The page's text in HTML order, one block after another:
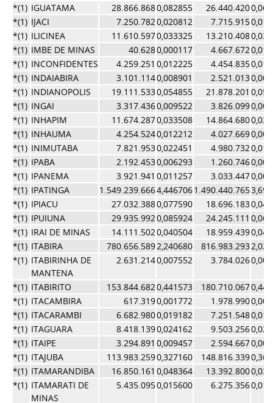
*(1) IGUATAMA 28.866.8680,082855 26.440.420
*(1) IJACI 7.250.7820,020812 7.715.915
*(1) ILICINEA 11.610.5970,033325 13.210.408
*(1) IMBE DE MINAS 40.6280,000117 4.667.672
*(1) INCONFIDENTES 4.259.251 0,012225 4.454.835
*(1) INDAIABIRA 3.101.1140,008901 2.521.013
*(1) INDIANOPOLIS 19.111.5330,054855 21.878.201
*(1) INGAI 3.317.4360,009522 3.826.099
*(1) INHAPIM 11.674.2870,033508 14.864.680
*(1) INHAUMA 4.254.5240,012212 4.027.669
*(1) INIMUTABA 7.821.9530,022451 4.980.732
*(1) IPABA 2.192.4530,006293 1.260.746
*(1) IPANEMA 3.921.941 0,011257 3.033.447
*(1) IPATINGA 1.549.239.6664,4467061.490.440.765
*(1) IPIACU 27.032.3880,077590 18.696.183
*(1) IPUIUNA 29.935.9920,085924 24.245.111
*(1) IRAI DE MINAS 14.111.5020,040504 18.959.439
*(1) ITABIRA 780.656.5892,240680 816.983.293
*(1) ITABIRINHA DE
MANTENA
2.631.2140,007552 3.784.026
*(1) ITABIRITO 153.844.6820,441573 180.710.067
*(1) ITACAMBIRA 617.3190,001772 1.978.990
*(1) ITACARAMBI 6.682.9800,019182 7.251.548
*(1) ITAGUARA 8.418.1390,024162 9.503.256
*(1) ITAIPE 3.294.891 0,009457 2.594.667
*(1) ITAJUBA 113.983.2590,327160 148.816.339
*(1) ITAMARANDIBA 16.850.161 0,048364 13.392.800
*(1) ITAMARATI DE
MINAS
5.435.0950,015600 6.275.356